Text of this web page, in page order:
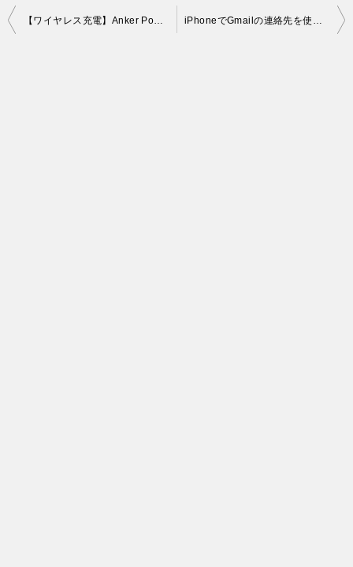
投
【ワイヤレス充電】Anker PowerPort Wireless 10【レビュー】 iPhoneでGmailの連絡先を使う方法【グループ分け】